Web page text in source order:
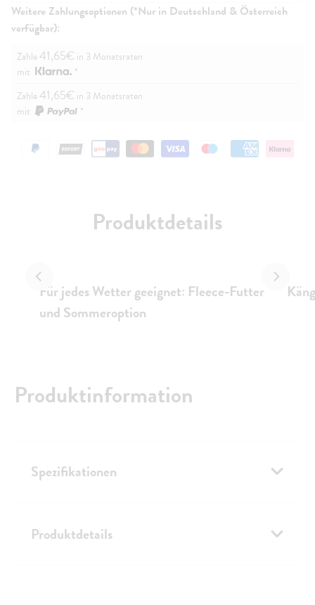
Ultimativer Fußsack
Kapuze
Gebrauchsanweisung
Weitere Zahlungsoptionen (*Nur in Deutschland & Österreich
verfügbar):
Zahle41,65€ in 3 Monatsraten
mit
*
Zahle41,65€ in 3 Monatsraten
mit
*
Produktdetails
Für jedes Wetter geeignet: Fleece-Futter
und Sommeroption
Produktinformation
Spezifikationen
Produktdetails